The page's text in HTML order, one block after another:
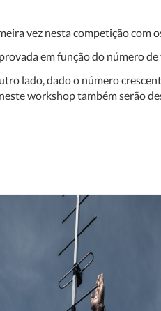
vez nesta competição com
em função do número de
lado, dado o número
workshop também serão